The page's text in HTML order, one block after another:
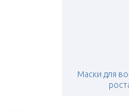
Маски для